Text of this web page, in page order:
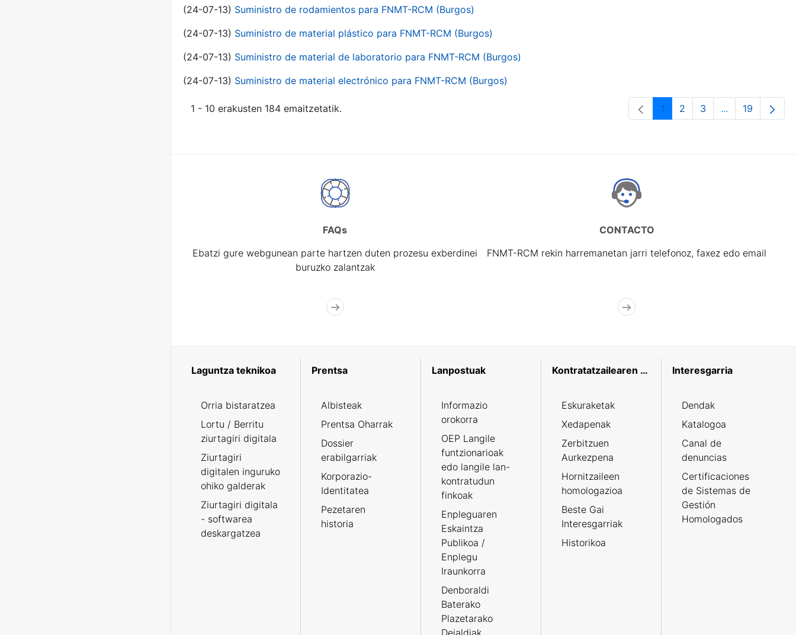
(24-07-13) Suministro de rodamientos para FNMT-RCM (Burgos)
(24-07-13) Suministro de material plástico para FNMT-RCM (Burgos)
(24-07-13) Suministro de material de laboratorio para FNMT-RCM (Burgos)
(24-07-13) Suministro de material electrónico para FNMT-RCM (Burgos)
1 - 10 erakusten 184 emaitzetatik. Orrialdea
1 Orrialdea
2 Orrialdea
3 ...Intermediate
Orrialdea
19
FAQs
Ebatzi gure webgunean parte hartzen duten prozesu exberdinei
buruzko zalantzak
CONTACTO
FNMT-RCM rekin harremanetan jarri telefonoz, faxez edo email
Laguntza teknikoa
Orria bistaratzea
Lortu / Berritu
ziurtagiri digitala
Ziurtagiri
digitalen inguruko
ohiko galderak
Ziurtagiri digitala
- softwarea
deskargatzea
Prentsa
Albisteak
Prentsa Oharrak
Dossier
erabilgarriak
Korporazio-
Identitatea
Pezetaren
historia
Lanpostuak
Informazio
orokorra
OEP Langile
funtzionarioak
edo langile lan-
kontratudun
finkoak
Enpleguaren
Eskaintza
Publikoa /
Enplegu
Iraunkorra
Denboraldi
Baterako
Plazetarako
Kontratatzailearen profila
Eskuraketak
Xedapenak
Zerbitzuen
Aurkezpena
Hornitzaileen
homologazioa
Beste Gai
Interesgarriak
Historikoa
Interesgarria
Dendak
Katalogoa
Canal de
denuncias
Certificaciones
de Sistemas de
Gestión
Homologados